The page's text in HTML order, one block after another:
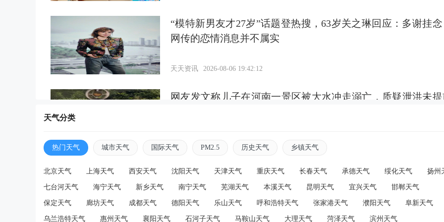
“模特新男友才27岁”话题登热搜，63岁关之琳回应：多谢挂念
网传的恋情消息并不属实
天天资讯 2026-08-06 19:42:12
网友发文称儿子在河南一景区被大水冲走溺亡，质疑泄洪未
2026-08-06 19:38:47
倔老头二十七载三“疯”事
天天资讯 2026-08-06 19:32:05
天气分类
热门天气 城市天气 国际天气 PM2.5 历史天气 乡镇天气
北京天气 上海天气 西安天气 沈阳天气 天津天气 重庆天气 长春天气 承德天气 绥化天气 扬州
七台河天气 海宁天气 新乡天气 南宁天气 芜湖天气 本溪天气 昆明天气 宜兴天气 邯郸天气
保定天气 廊坊天气 成都天气 德阳天气 乐山天气 呼和浩特天气 张家港天气 濮阳天气 阜新天气
乌兰浩特天气 惠州天气 襄阳天气 石河子天气 马鞍山天气 大理天气 菏泽天气 滨州天气